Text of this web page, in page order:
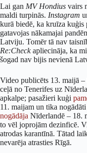
Lai gan MV Hondius vairs
maldi turpinās. Instagram
kurā biedē, ka kruīza
gatavojas nākamajai
Latviju. Tomēr tā nav
Re:Checkapliecināja, ka
šogad nav bijis nevienā
Video publicēts 13. maijā –
ceļā no Tenerifes uz
apkalpe; pasažieri kuģi
11. maijam un tika
nogādāja Nīderlandē – 18.
to vēl joprojām dezinficē.
atrodas karantīnā. Tātad
nevarēja atrasties Rīgā.